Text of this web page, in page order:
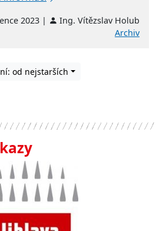
2023 |
Ing. Vítězslav Holub
Archiv
od nejstarších